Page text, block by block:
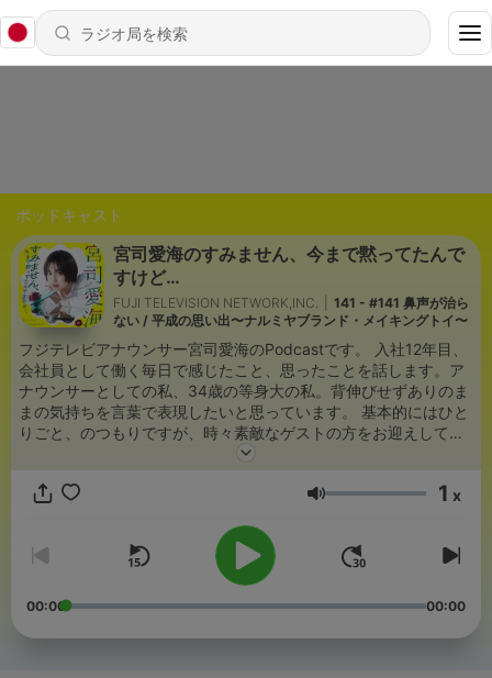
ポッドキャスト
宮司愛海のすみません、今まで黙ってたんで
すけど…
FUJI TELEVISION NETWORK,INC.
141 - #141 鼻声が治ら
ない / 平成の思い出〜ナルミヤブランド・メイキングトイ〜
フジテレビアナウンサー宮司愛海のPodcastです。 入社12年目、
会社員として働く毎日で感じたこと、思ったことを話します。ア
ナウンサーとしての私、34歳の等身大の私。背伸びせずありのま
まの気持ちを言葉で表現したいと思っています。 基本的にはひと
りごと、のつもりですが、時々素敵なゲストの方をお迎えしてい
ます！ ＜メッセージフォーム＞https://x.gd/9NyMv ＜番組グッ
https://eshop.fujitv.co.jp/fs/fujitv/c/B012010
音量 1 x
00:00 00:00